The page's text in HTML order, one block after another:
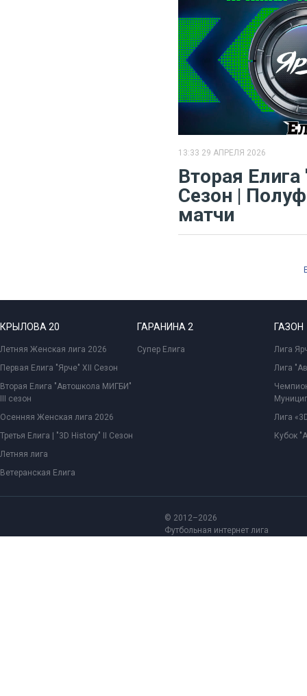
13:33 29 АПРЕЛЯ 2026
​Вторая Елига
Сезон |
матчи
КРЫЛОВА 20
Летняя Женская лига 2026
Первая Елига "Ярче" XII Сезон
Вторая Елига "Автошкола МИГБИ"
III сезон
Осенняя Женская лига 2026
Третья Елига | "3D History" II Сезон
Летняя лига
Ветеранская Елига
ГАРАНИНА 2
Супер Елига
ГАЗОН
Лига
Лига
Лига
Кубок
© 2012–2026
Футбольная интернет лига